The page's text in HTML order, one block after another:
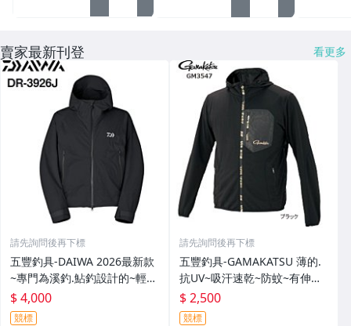
賣家最新刊登 看更多
請先詢問後再下標
五豐釣具-DAIWA 2026最新款
~專門為溪釣.鮎釣設計的~輕
便.薄的短版防水雨衣DR-3926J
外套特價4000元
$ 4,000
競標
請先詢問後再下標
五豐釣具-GAMAKATSU 薄的.
抗UV~吸汗速乾~防蚊~有伸縮
彈性付帽防曬外套 GM-3547
特價2000元
$ 2,500
競標